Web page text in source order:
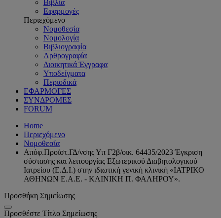
Βιβλία
Εφαρμογές
Περιεχόμενο
Νομοθεσία
Νομολογία
Βιβλιογραφία
Αρθρογραφία
Διοικητικά Έγγραφα
Υποδείγματα
Περιοδικά
ΕΦΑΡΜΟΓΕΣ
ΣΥΝΔΡΟΜΕΣ
FORUM
Home
Περιεχόμενο
Νομοθεσία
Απόφ.Προϊστ.ΓΔ/νσης Υπ Γ2β/οικ. 64435/2023 Έγκριση
σύστασης και λειτουργίας Εξωτερικού Διαβητολογικού
Ιατρείου (Ε.Δ.Ι.) στην ιδιωτική γενική κλινική «ΙΑΤΡΙΚΟ
ΑΘΗΝΩΝ Ε.Α.Ε. - ΚΛΙΝΙΚΗ Π. ΦΑΛΗΡΟΥ».
Προσθήκη Σημείωσης
Προσθέστε Τίτλο Σημείωσης